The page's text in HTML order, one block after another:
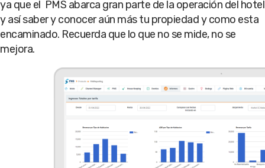
ya que el PMS abarca gran parte de la operación del hotel
y así saber y conocer aún más tu propiedad y como esta
encaminado. Recuerda que lo que no se mide, no se
mejora.